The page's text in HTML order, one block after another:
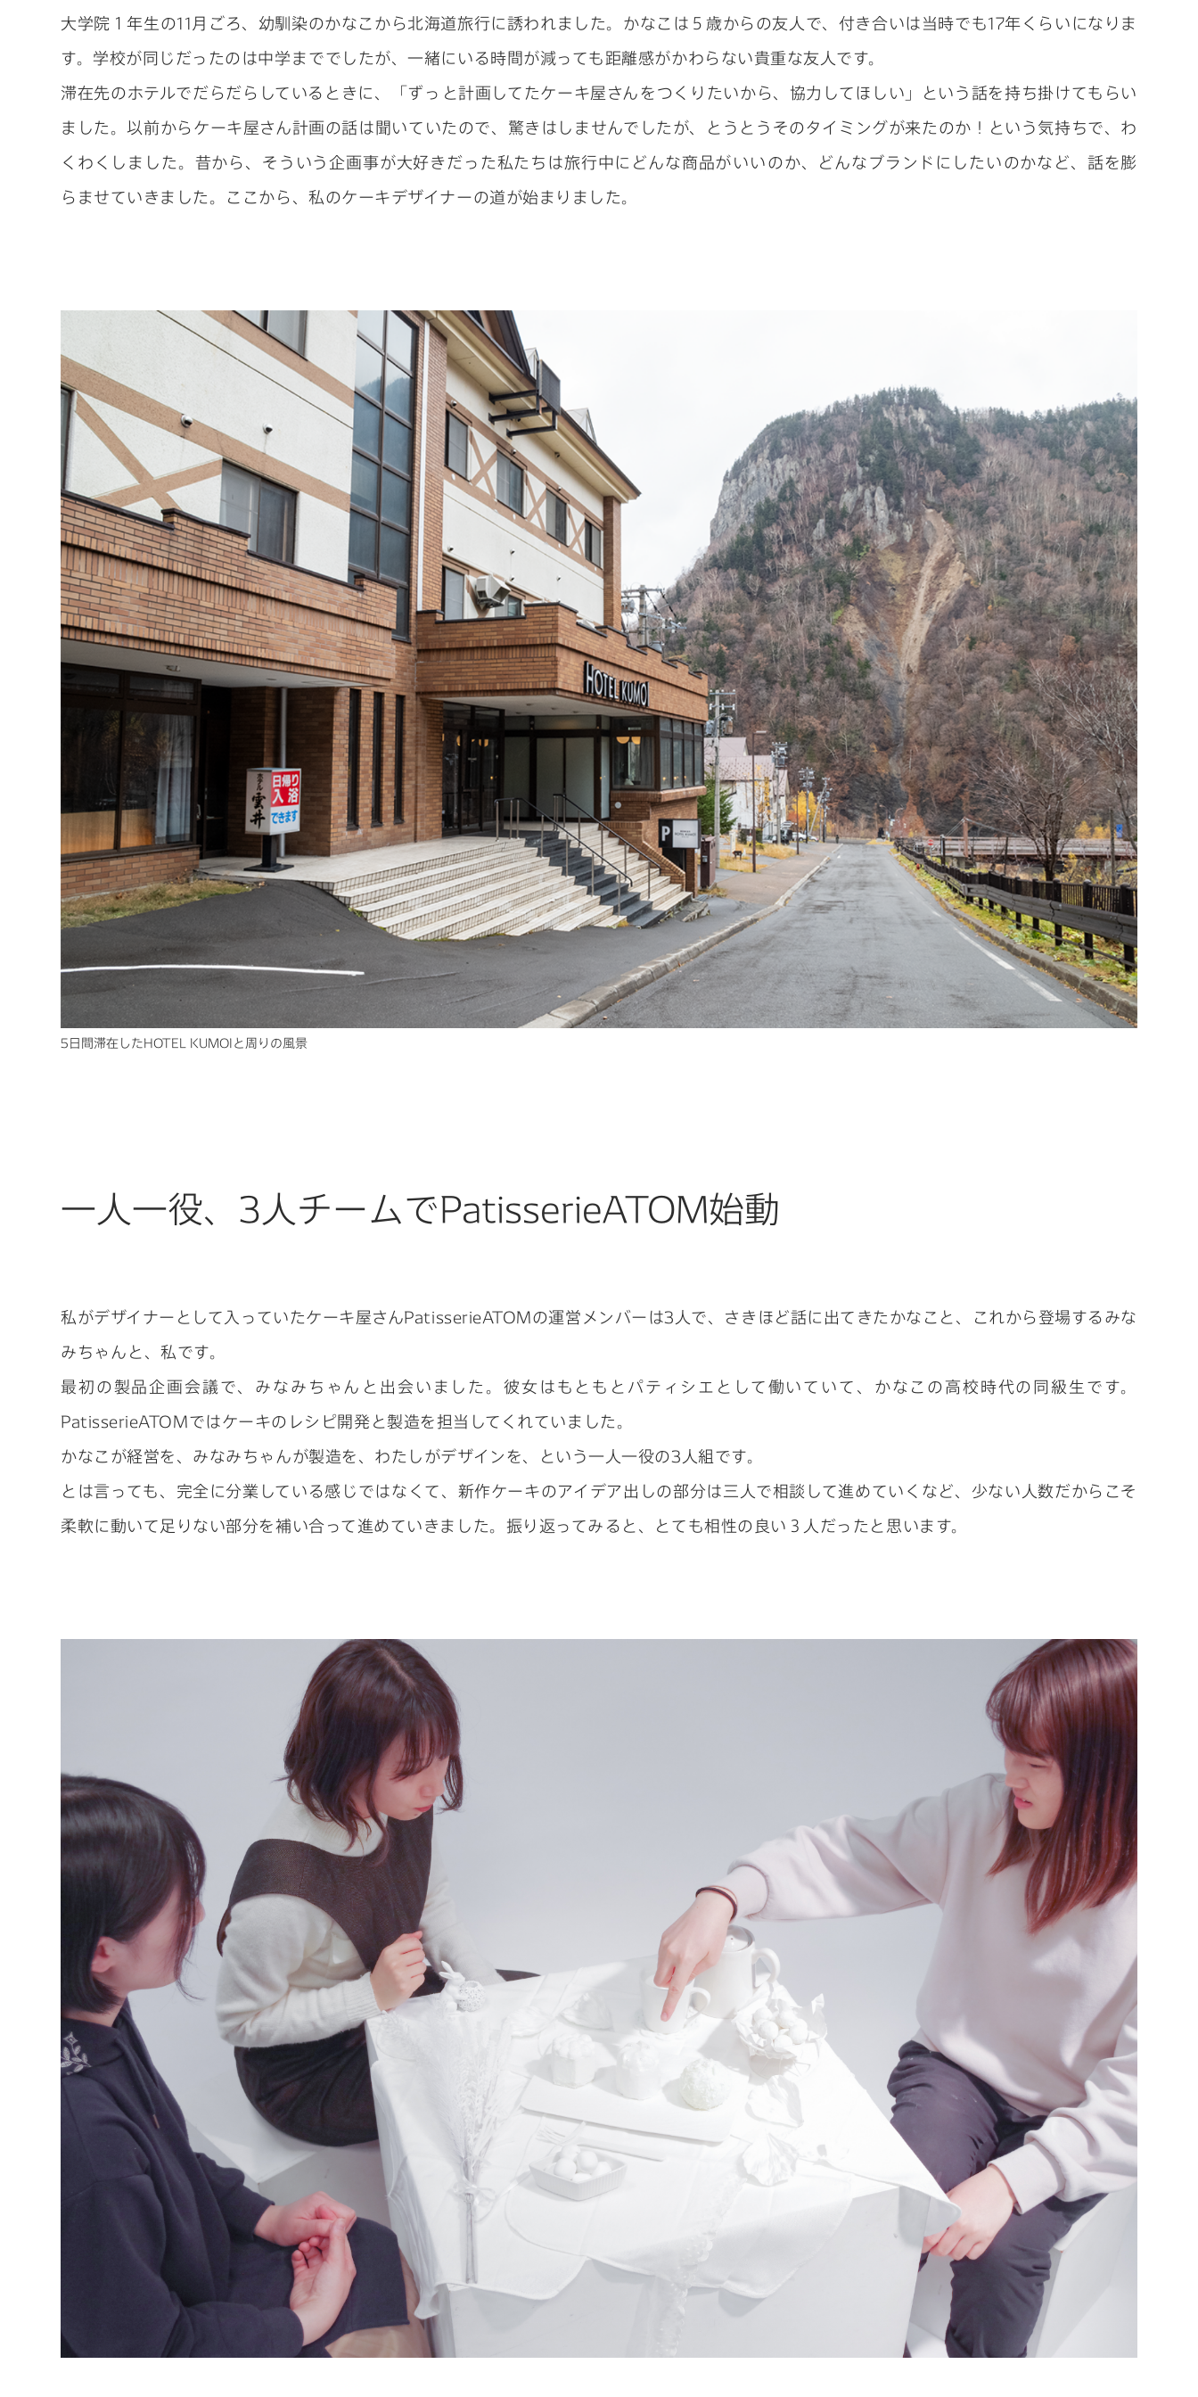
Information
2026 にて3件が受賞
しました
Activities
脳波計測ツール導入
体験記
大学院１年生の11月ごろ、幼馴染のかなこから北海道旅行に誘われました。かなこは５歳からの友人で、付き合いは当時でも17年くらいになりま
す。学校が同じだったのは中学まででしたが、一緒にいる時間が減っても距離感がかわらない貴重な友人です。
滞在先のホテルでだらだらしているときに、「ずっと計画してたケーキ屋さんをつくりたいから、協力してほしい」という話を持ち掛けてもらい
ました。以前からケーキ屋さん計画の話は聞いていたので、驚きはしませんでしたが、とうとうそのタイミングが来たのか！という気持ちで、わ
くわくしました。昔から、そういう企画事が大好きだった私たちは旅行中にどんな商品がいいのか、どんなブランドにしたいのかなど、話を膨
らませていきました。ここから、私のケーキデザイナーの道が始まりました。
5日間滞在したHOTEL KUMOIと周りの風景
一人一役、3人チームでPatisserieATOM始動
私がデザイナーとして入っていたケーキ屋さんPatisserieATOMの運営メンバーは3人で、さきほど話に出てきたかなこと、これから登場するみな
みちゃんと、私です。
最初の製品企画会議で、みなみちゃんと出会いました。彼女はもともとパティシエとして働いていて、かなこの高校時代の同級生です。
PatisserieATOMではケーキのレシピ開発と製造を担当してくれていました。
かなこが経営を、みなみちゃんが製造を、わたしがデザインを、という一人一役の3人組です。
とは言っても、完全に分業している感じではなくて、新作ケーキのアイデア出しの部分は三人で相談して進めていくなど、少ない人数だからこそ
柔軟に動いて足りない部分を補い合って進めていきました。振り返ってみると、とても相性の良い３人だったと思います。